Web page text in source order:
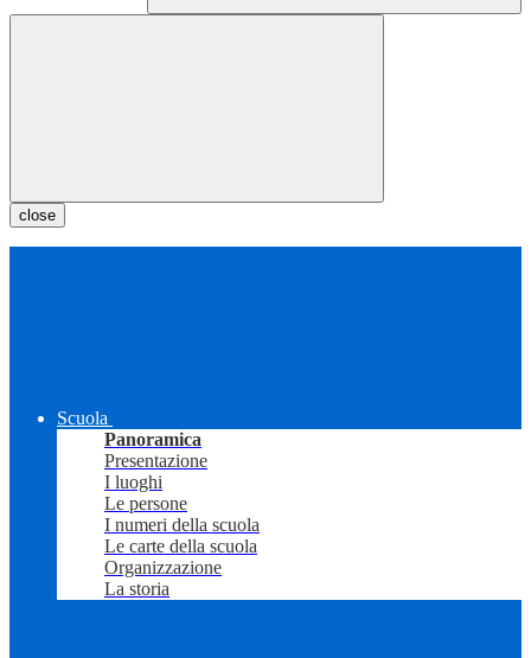
close
Scuola
Panoramica
Presentazione
I luoghi
Le persone
I numeri della scuola
Le carte della scuola
Organizzazione
La storia